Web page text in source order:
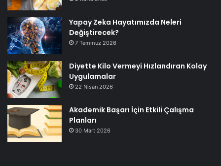
Yapay Zeka Hayatımızda Neleri
Değiştirecek?
7 Temmuz 2026
Diyette Kilo Vermeyi Hızlandıran Kolay
Uygulamalar
22 Nisan 2026
Akademik Başarı İçin Etkili Çalışma
Planları
30 Mart 2026